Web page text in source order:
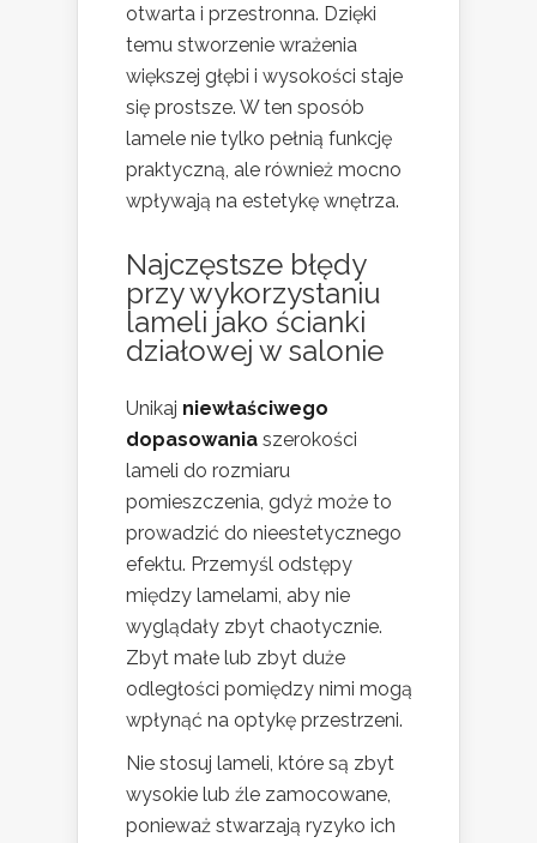
otwarta i przestronna. Dzięki
temu stworzenie wrażenia
większej głębi i wysokości staje
się prostsze. W ten sposób
lamele nie tylko pełnią funkcję
praktyczną, ale również mocno
wpływają na estetykę wnętrza.
Najczęstsze błędy
przy wykorzystaniu
lameli jako ścianki
działowej w salonie
Unikaj niewłaściwego
dopasowania szerokości
lameli do rozmiaru
pomieszczenia, gdyż może to
prowadzić do nieestetycznego
efektu. Przemyśl odstępy
między lamelami, aby nie
wyglądały zbyt chaotycznie.
Zbyt małe lub zbyt duże
odległości pomiędzy nimi mogą
wpłynąć na optykę przestrzeni.
Nie stosuj lameli, które są zbyt
wysokie lub źle zamocowane,
ponieważ stwarzają ryzyko ich